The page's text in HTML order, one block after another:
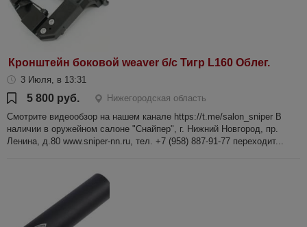
Кронштейн боковой weaver б/с Тигр L160 Облег.
3 Июля, в 13:31
5 800 руб.
Нижегородская область
Смотрите видеообзор на нашем канале https://t.me/salon_sniper В
наличии в оружейном салоне "Снайпер", г. Нижний Новгород, пр.
Ленина, д.80 www.sniper-nn.ru, тел. +7 (958) 887-91-77 переходит...